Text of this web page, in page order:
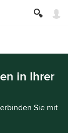
in Ihrer
Sie mit